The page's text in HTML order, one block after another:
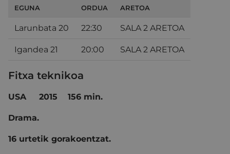
EGUNA ORDUA ARETOA
Larunbata 20 22:30 SALA 2 ARETOA
Igandea 21 20:00 SALA 2 ARETOA
Fitxa teknikoa
USA 2015 156 min.
Drama.
16 urtetik gorakoentzat.